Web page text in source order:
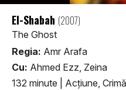
El-Shabah (2007)
The Ghost
Regia: Amr Arafa
Cu: Ahmed Ezz, Zeina
132 minute
Acţiune,